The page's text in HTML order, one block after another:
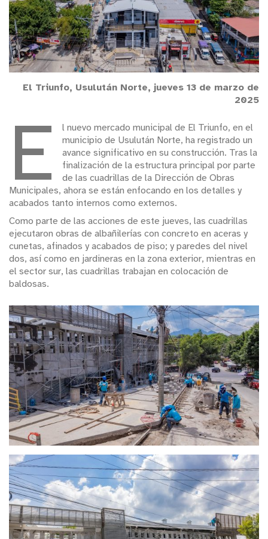
El Triunfo, Usulután Norte, jueves 13 de marzo de
2025
E
l nuevo mercado municipal de El Triunfo, en el
municipio de Usulután Norte, ha registrado un
avance significativo en su construcción. Tras la
finalización de la estructura principal por parte
de las cuadrillas de la Dirección de Obras
Municipales, ahora se están enfocando en los detalles y
acabados tanto internos como externos.
Como parte de las acciones de este jueves, las cuadrillas
ejecutaron obras de albañilerías con concreto en aceras y
cunetas, afinados y acabados de piso; y paredes del nivel
dos, así como en jardineras en la zona exterior, mientras en
el sector sur, las cuadrillas trabajan en colocación de
baldosas.